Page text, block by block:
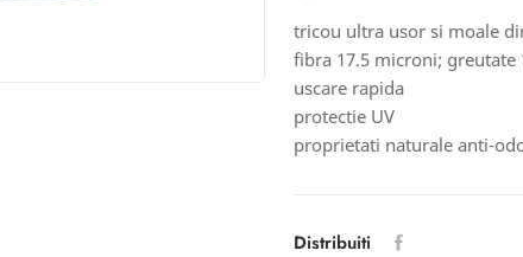
tricou ultra usor si moale
fibra 17.5 microni; greutate
uscare rapida
protectie UV
proprietati naturale anti-
Distribuiti